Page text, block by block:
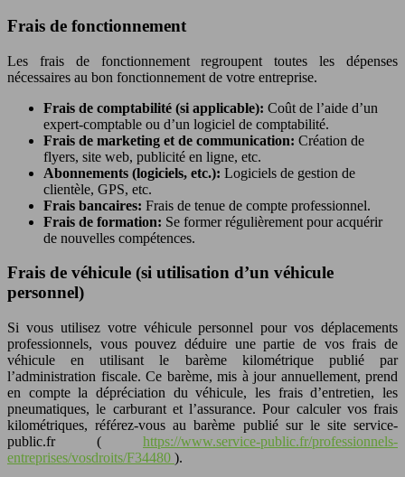
Frais de fonctionnement
Les frais de fonctionnement regroupent toutes les dépenses
nécessaires au bon fonctionnement de votre entreprise.
Frais de comptabilité (si applicable): Coût de l’aide d’un
expert-comptable ou d’un logiciel de comptabilité.
Frais de marketing et de communication: Création de
flyers, site web, publicité en ligne, etc.
Abonnements (logiciels, etc.): Logiciels de gestion de
clientèle, GPS, etc.
Frais bancaires: Frais de tenue de compte professionnel.
Frais de formation: Se former régulièrement pour acquérir
de nouvelles compétences.
Frais de véhicule (si utilisation d’un véhicule
personnel)
Si vous utilisez votre véhicule personnel pour vos déplacements
professionnels, vous pouvez déduire une partie de vos frais de
véhicule en utilisant le barème kilométrique publié par
l’administration fiscale. Ce barème, mis à jour annuellement, prend
en compte la dépréciation du véhicule, les frais d’entretien, les
pneumatiques, le carburant et l’assurance. Pour calculer vos frais
kilométriques, référez-vous au barème publié sur le site service-
public.fr ( https://www.service-public.fr/professionnels-
entreprises/vosdroits/F34480 ).